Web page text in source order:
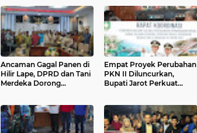
Ancaman Gagal Panen di
Hilir Lape, DPRD dan Tani
Merdeka Dorong
Empat Proyek Perubahan
PKN II Diluncurkan,
Bupati Jarot Perkuat